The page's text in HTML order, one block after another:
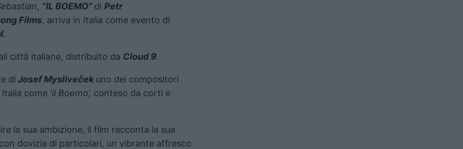
, “IL BOEMO” di Petr
Films, arriva in Italia come evento di
.
città italiane, distribuito da Cloud 9.
di Josef Mysliveček uno dei compositori
come ‘il Boemo’, conteso da corti e
la sua ambizione, il film racconta la sua
dovizia di particolari, un vibrante affresco